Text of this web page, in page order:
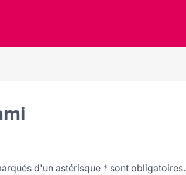
d'un astérisque * sont obligatoires.